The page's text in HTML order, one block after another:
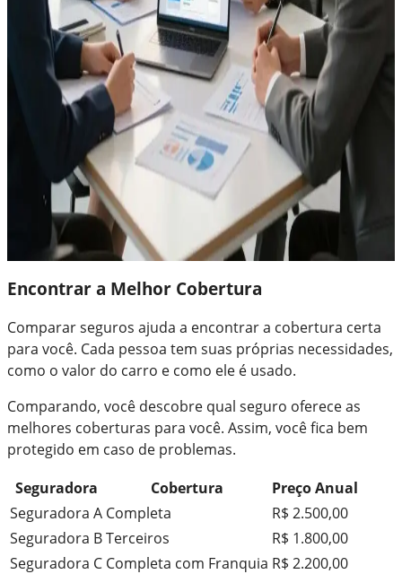
Encontrar a Melhor Cobertura
Comparar seguros ajuda a encontrar a cobertura certa
para você. Cada pessoa tem suas próprias necessidades,
como o valor do carro e como ele é usado.
Comparando, você descobre qual seguro oferece as
melhores coberturas para você. Assim, você fica bem
protegido em caso de problemas.
Seguradora
Cobertura
Preço Anual
Seguradora A Completa
R$ 2.500,00
Seguradora BTerceiros
R$ 1.800,00
Seguradora C Completa com Franquia R$ 2.200,00